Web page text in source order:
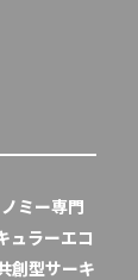
ミー専門
ュラーエコ
創型サーキ